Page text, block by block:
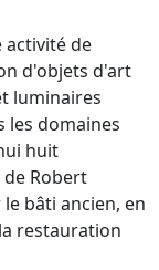
activité de
d'objets d'art
luminaires
les domaines
huit
Robert
bâti ancien, en
restauration